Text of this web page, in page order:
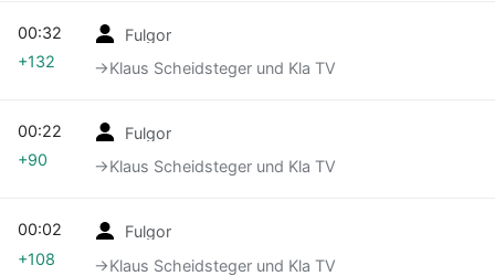
Fulgor
→‎Klaus Scheidsteger und Kla TV
00:32
+132
Fulgor
→‎Klaus Scheidsteger und Kla TV
00:22
+90
Fulgor
→‎Klaus Scheidsteger und Kla TV
00:02
+108